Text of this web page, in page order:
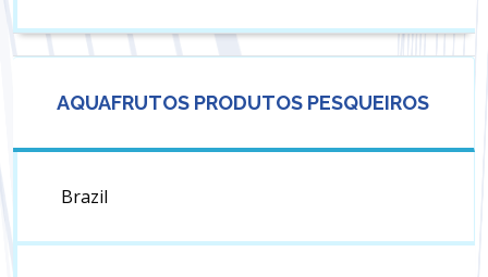
AQUAFRUTOS PRODUTOS PESQUEIROS
Brazil